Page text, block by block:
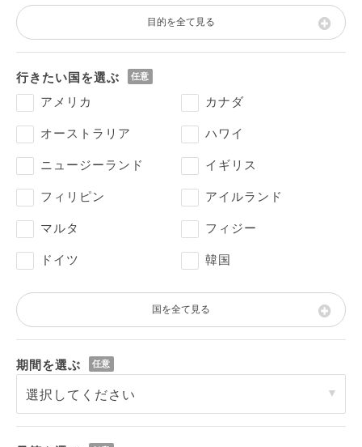
目的を全て見る
行きたい国を選ぶ
アメリカ
カナダ
オーストラリア ハワイ
ニュージーランド イギリス
フィリピン アイルランド
マルタ フィジー
ドイツ 韓国
国を全て見る
期間を選ぶ